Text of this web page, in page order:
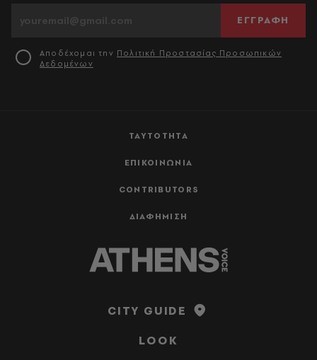
ΤΑΥΤΟΤΗΤΑ
ΕΠΙΚΟΙΝΩΝΙΑ
CONTRIBUTORS
ΔΙΑΦΗΜΙΣΗ
ΕΓΓΡΑΦΗ
Αποδέχομαι την Πολιτική Προστασίας Προσωπικών
Δεδομένων
CITY GUIDE
LOOK